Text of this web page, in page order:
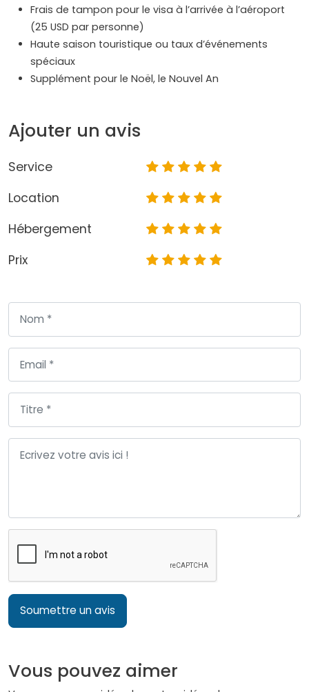
Frais de tampon pour le visa à l’arrivée à l’aéroport
(25 USD par personne)
Haute saison touristique ou taux d’événements
spéciaux
Supplément pour le Noël, le Nouvel An
Ajouter un avis
Service
Location
Hébergement
Prix
Soumettre un avis
Vous pouvez aimer